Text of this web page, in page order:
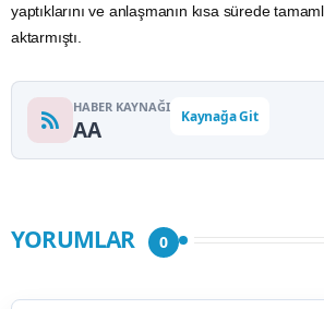
yaptıklarını ve anlaşmanın kısa sürede
aktarmıştı.
HABER KAYNAĞI
AA Kaynağa Git
YORUMLAR 0